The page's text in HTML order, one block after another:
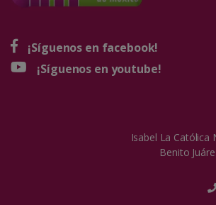
¡Síguenos en facebook!
¡Síguenos en youtube!
Isabel La Católica
Benito